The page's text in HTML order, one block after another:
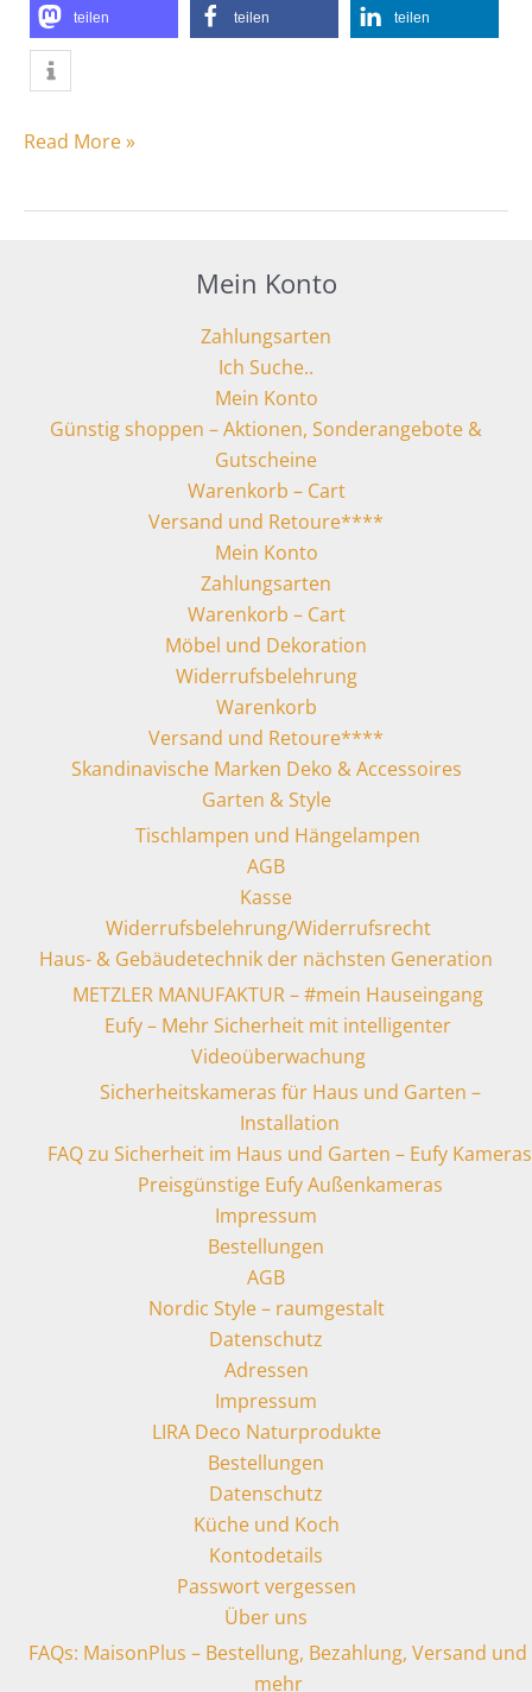
teilen teilen teilen
Read More »
Mein Konto
Zahlungsarten
Ich Suche..
Mein Konto
Günstig shoppen – Aktionen, Sonderangebote &
Gutscheine
Warenkorb – Cart
Versand und Retoure****
Mein Konto
Zahlungsarten
Warenkorb – Cart
Möbel und Dekoration
Widerrufsbelehrung
Warenkorb
Versand und Retoure****
Skandinavische Marken Deko & Accessoires
Garten & Style
Tischlampen und Hängelampen
AGB
Kasse
Widerrufsbelehrung/Widerrufsrecht
Haus- & Gebäudetechnik der nächsten Generation
METZLER MANUFAKTUR – #mein Hauseingang
Eufy – Mehr Sicherheit mit intelligenter
Videoüberwachung
Sicherheitskameras für Haus und Garten –
Installation
FAQ zu Sicherheit im Haus und Garten – Eufy Kameras
Preisgünstige Eufy Außenkameras
Impressum
Bestellungen
AGB
Nordic Style – raumgestalt
Datenschutz
Adressen
Impressum
LIRA Deco Naturprodukte
Bestellungen
Datenschutz
Küche und Koch
Kontodetails
Passwort vergessen
Über uns
FAQs: MaisonPlus – Bestellung, Bezahlung, Versand und
mehr